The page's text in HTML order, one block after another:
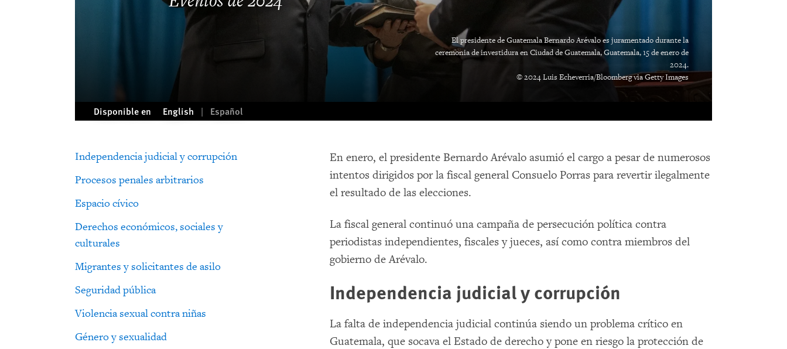
El presidente de Guatemala Bernardo Arévalo es juramentado durante la
ceremonia de investidura en Ciudad de Guatemala, Guatemala, 15 de enero de
2024.
© 2024 Luis Echeverria/Bloomberg via Getty Images
Disponible en English Español
Independencia judicial y corrupción
Procesos penales arbitrarios
Espacio cívico
Derechos económicos, sociales y
culturales
Migrantes y solicitantes de asilo
Seguridad pública
Violencia sexual contra niñas
Género y sexualidad
En enero, el presidente Bernardo Arévalo asumió el cargo a pesar de numerosos
intentos dirigidos por la fiscal general Consuelo Porras para revertir ilegalmente
el resultado de las elecciones.
La fiscal general continuó una campaña de persecución política contra
periodistas independientes, fiscales y jueces, así como contra miembros del
gobierno de Arévalo.
Independencia judicial y corrupción
La falta de independencia judicial continúa siendo un problema crítico en
Guatemala, que socava el Estado de derecho y pone en riesgo la protección de